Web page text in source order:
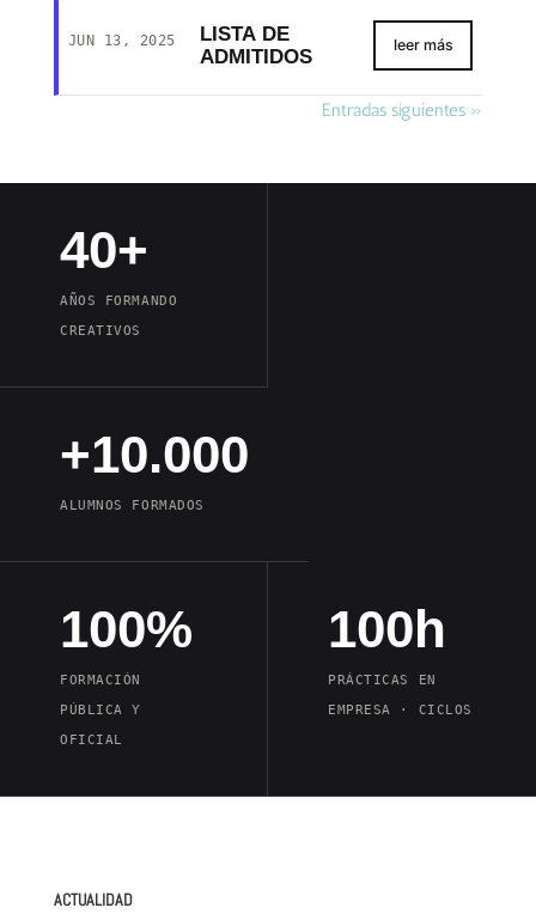
LISTA DE
ADMITIDOS
JUN 13, 2025 leer más
Entradas siguientes »
40+
AÑOS FORMANDO
CREATIVOS
+10.000
ALUMNOS FORMADOS
100%
FORMACIÓN
PÚBLICA Y
OFICIAL
100h
PRÁCTICAS EN
EMPRESA · CICLOS
ACTUALIDAD